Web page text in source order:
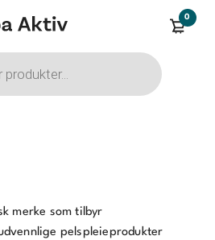
0
merke som tilbyr
pelspleieprodukter